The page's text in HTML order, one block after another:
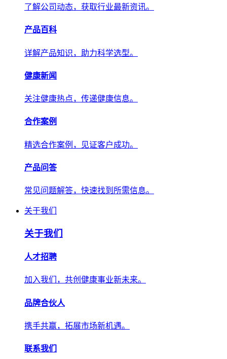
了解公司动态，获取行业最新资讯。
产品百科
详解产品知识，助力科学选型。
健康新闻
关注健康热点，传递健康信息。
合作案例
精选合作案例，见证客户成功。
产品问答
常见问题解答，快速找到所需信息。
关于我们
关于我们
人才招聘
加入我们，共创健康事业新未来。
品牌合伙人
携手共赢，拓展市场新机遇。
联系我们